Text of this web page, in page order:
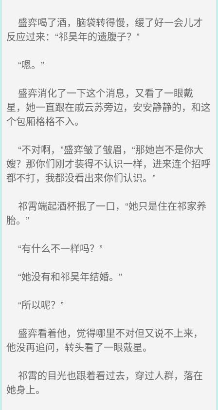
盛弈喝了酒，脑袋转得慢，缓了好一会儿才
反应过来：“祁昊年的遗腹子？”
“嗯。”
盛弈消化了一下这个消息，又看了一眼戴
星，她一直跟在戚云苏旁边，安安静静的，和这
个包厢格格不入。
“不对啊，”盛弈皱了皱眉，“那她岂不是你大
嫂？那你们刚才装得不认识一样，进来连个招呼
都不打，我都没看出来你们认识。”
祁霄端起酒杯抿了一口，“她只是住在祁家养
胎。”
“有什么不一样吗？”
“她没有和祁昊年结婚。”
“所以呢？”
盛弈看着他，觉得哪里不对但又说不上来，
他没再追问，转头看了一眼戴星。
祁霄的目光也跟着看过去，穿过人群，落在
她身上。